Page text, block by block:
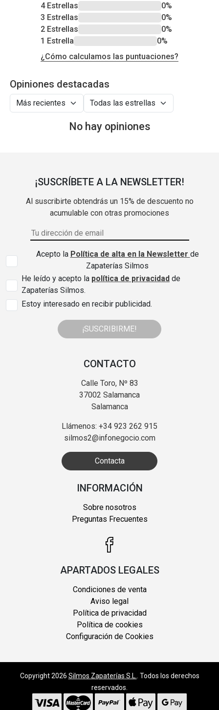
4 Estrellas
0%
3 Estrellas
0%
2 Estrellas
0%
1 Estrella
0%
¿Cómo calculamos las puntuaciones?
Opiniones destacadas
No hay opiniones
¡SUSCRÍBETE A LA NEWSLETTER!
Al suscribirte obtendrás un 15% de descuento no
acumulable con otras promociones
Acepto la Política de alta en la Newsletter de
Zapaterías Silmos
He leído y acepto la política de privacidad de
Zapaterías Silmos.
Estoy interesado en recibir publicidad.
¡SUSCRIBIRME!
CONTACTO
Calle Toro, Nº 83
37002 Salamanca
Salamanca
Llámenos: +34 923 262 915
silmos2@infonegocio.com
Contacta
INFORMACIÓN
Sobre nosotros
Preguntas Frecuentes
APARTADOS LEGALES
Condiciones de venta
Aviso legal
Política de privacidad
Política de cookies
Configuración de Cookies
Copyright 2026 Silmos Zapaterías S.L.
. Todos los derechos
reservados.